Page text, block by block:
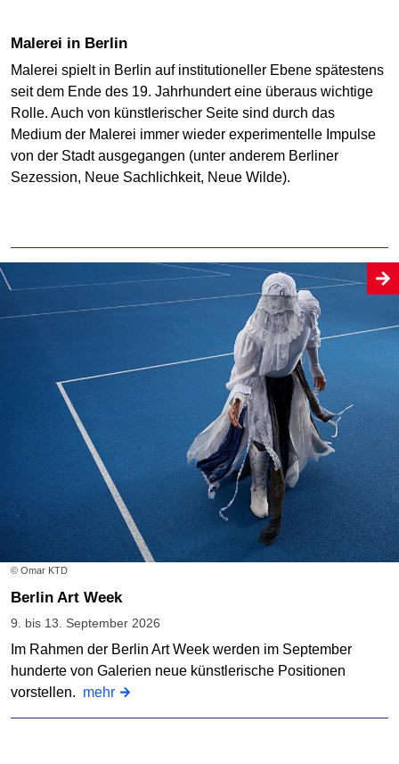
Malerei in Berlin
Malerei spielt in Berlin auf institutioneller Ebene spätestens
seit dem Ende des 19. Jahrhundert eine überaus wichtige
Rolle. Auch von künstlerischer Seite sind durch das
Medium der Malerei immer wieder experimentelle Impulse
von der Stadt ausgegangen (unter anderem Berliner
Sezession, Neue Sachlichkeit, Neue Wilde).
© Omar KTD
Berlin Art Week
9. bis 13. September 2026
Im Rahmen der Berlin Art Week werden im September
hunderte von Galerien neue künstlerische Positionen
vorstellen. mehr